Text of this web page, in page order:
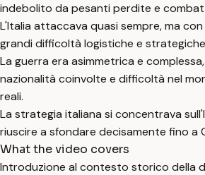
indebolito da pesanti perdite e
L'Italia attaccava quasi sempre, ma
grandi difficoltà logistiche e
La guerra era asimmetrica e
nazionalità coinvolte e difficoltà nel
reali.
La strategia italiana si concentrava
riuscire a sfondare decisamente fino a
What the video covers
Introduzione al contesto storico della